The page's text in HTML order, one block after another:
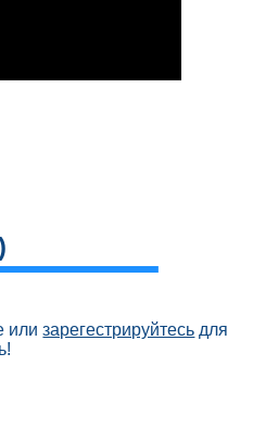
илизарегестрируйтесь для